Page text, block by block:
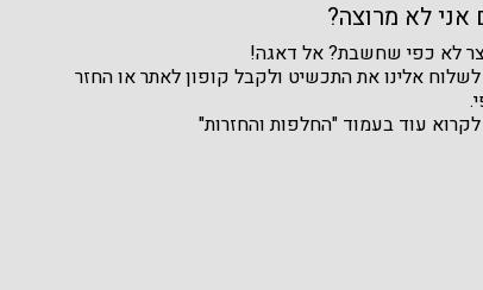
אני לא מרוצה?
לא כפי שחשבת? אל דאגה!
לשלוח אלינו את התכשיט ולקבל קופון לאתר או החזר
לקרוא עוד בעמוד "החלפות והחזרות"